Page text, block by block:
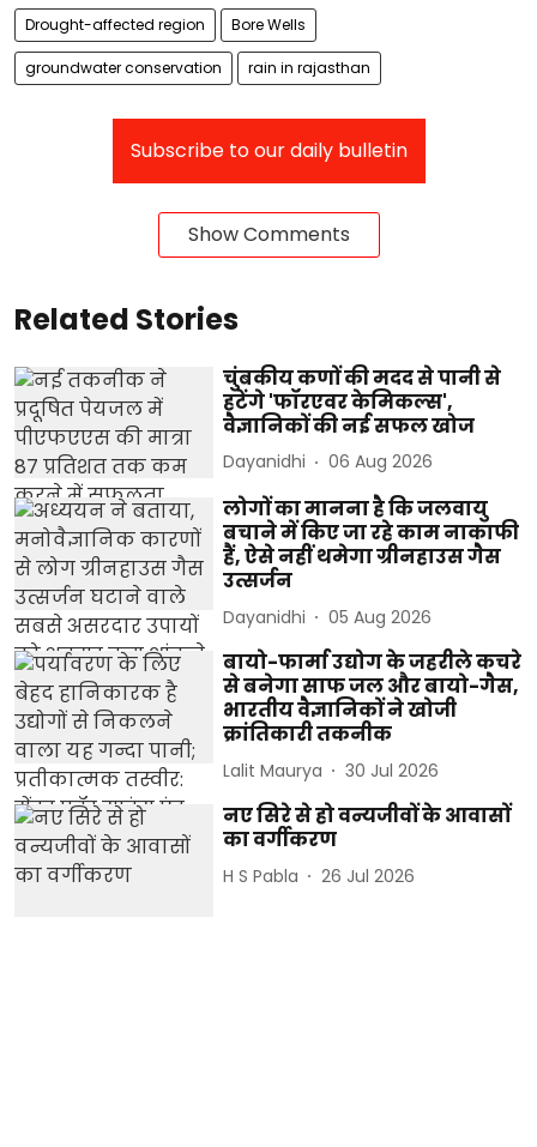
Drought-affected region Bore Wells
groundwater conservation rain in rajasthan
Subscribe to our daily bulletin
Show Comments
Related Stories
चुंबकीय कणों की मदद से पानी से
हटेंगे 'फॉरएवर केमिकल्स',
वैज्ञानिकों की नई सफल खोज
Dayanidhi 06 Aug 2026
लोगों का मानना है कि जलवायु
बचाने में किए जा रहे काम नाकाफी
हैं, ऐसे नहीं थमेगा ग्रीनहाउस गैस
उत्सर्जन
Dayanidhi 05 Aug 2026
बायो-फार्मा उद्योग के जहरीले कचरे
से बनेगा साफ जल और बायो-गैस,
भारतीय वैज्ञानिकों ने खोजी
क्रांतिकारी तकनीक
Lalit Maurya 30 Jul 2026
नए सिरे से हो वन्यजीवों के आवासों
का वर्गीकरण
H S Pabla 26 Jul 2026